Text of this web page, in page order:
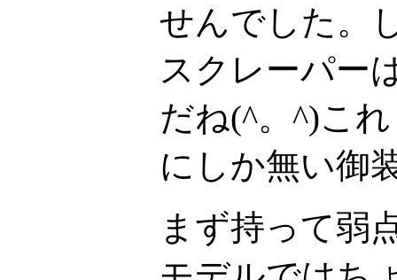
せんでした。
スクレーパー
だね(^。^)こ
にしか無い御
まず持って弱